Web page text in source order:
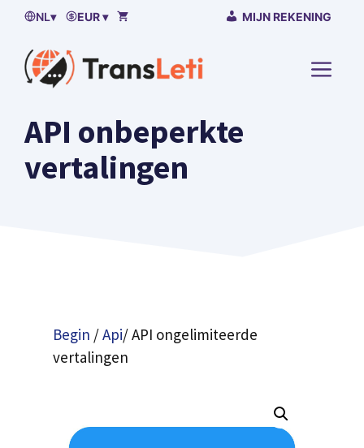
Naar
inhoud
gaan
NL▾ EUR ▾ MIJN REKENING
MENU
API onbeperkte
vertalingen
Begin /Api/ API ongelimiteerde
vertalingen